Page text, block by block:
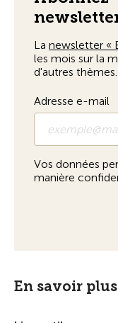
En savoir plus